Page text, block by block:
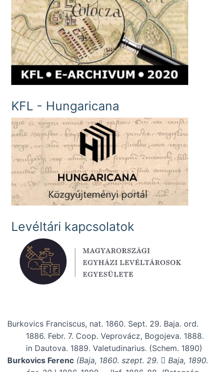
KFL - Hungaricana
Levéltári kapcsolatok
Burkovics Franciscus, nat. 1860. Sept. 29. Baja. ord.
1886. Febr. 7. Coop. Veprovácz, Bogojeva. 1888.
in Dautova. 1889. Valetudinarius. (Schem. 1890)
Burkovics Ferenc (Baja, 1860. szept. 29.  Baja, 1890.